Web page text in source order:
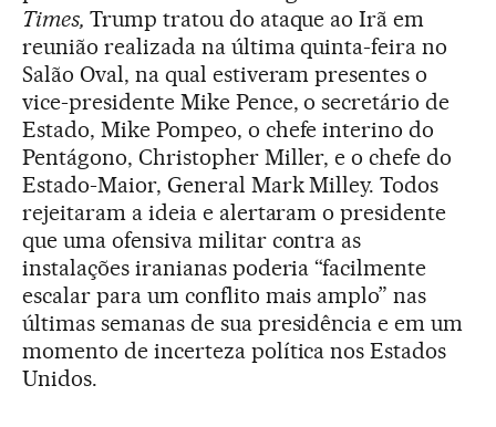
Times, Trump tratou do ataque ao Irã em
reunião realizada na última quinta-feira no
Salão Oval, na qual estiveram presentes o
vice-presidente Mike Pence, o secretário de
Estado, Mike Pompeo, o chefe interino do
Pentágono, Christopher Miller, e o chefe do
Estado-Maior, General Mark Milley. Todos
rejeitaram a ideia e alertaram o presidente
que uma ofensiva militar contra as
instalações iranianas poderia “facilmente
escalar para um conflito mais amplo” nas
últimas semanas de sua presidência e em um
momento de incerteza política nos Estados
Unidos.